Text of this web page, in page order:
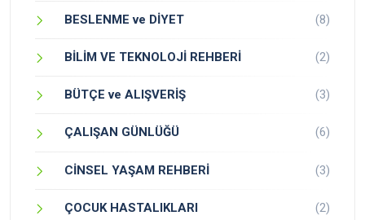
BESLENME ve DİYET (8)
BİLİM VE TEKNOLOJİ REHBERİ (2)
BÜTÇE ve ALIŞVERİŞ (3)
ÇALIŞAN GÜNLÜĞÜ (6)
CİNSEL YAŞAM REHBERİ (3)
ÇOCUK HASTALIKLARI (2)